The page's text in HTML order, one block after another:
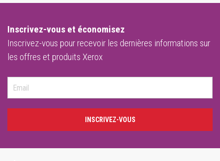
Inscrivez-vous et économisez
Inscrivez-vous pour recevoir les dernières informations sur
les offres et produits Xerox
INSCRIVEZ-VOUS